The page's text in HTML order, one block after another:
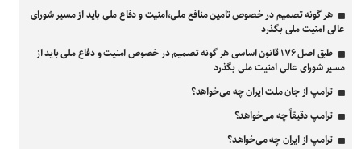
هر گونه تصمیم در خصوص تامین منافع ملی،امنیت و دفاع ملی باید از مسیر شورای
عالی امنیت ملی بگذرد
طبق اصل ۱۷۶ قانون اساسی هر گونه تصمیم در خصوص امنیت و دفاع ملی باید از
مسیر شورای عالی امنیت ملی بگذرد
ترامپ از جان ملت ایران چه می‌خواهد؟
ترامپ دقیقاً چه می‌خواهد؟
ترامپ از ایران چه می‌خواهد؟